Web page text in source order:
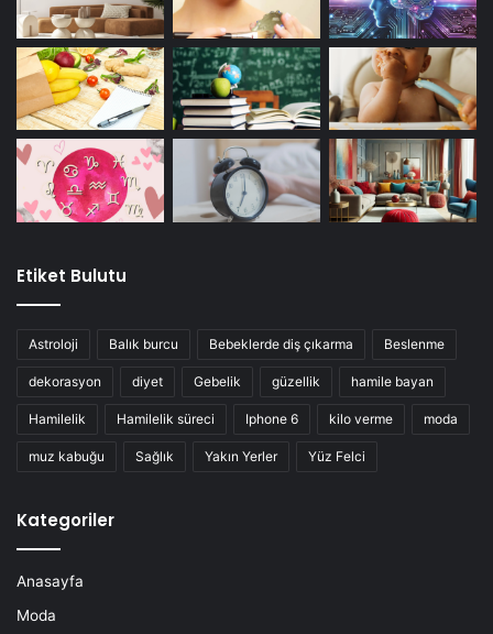
Etiket Bulutu
Astroloji Balık burcu Bebeklerde diş çıkarma Beslenme
dekorasyon diyet Gebelik güzellik hamile bayan
Hamilelik Hamilelik süreci Iphone 6 kilo verme moda
muz kabuğu Sağlık Yakın Yerler Yüz Felci
Kategoriler
Anasayfa
Moda